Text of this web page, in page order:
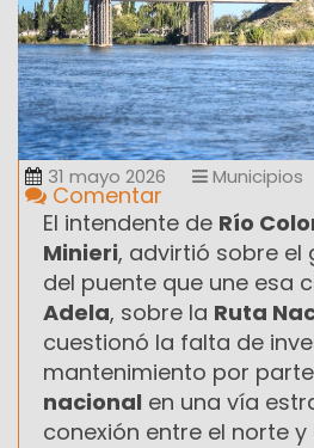
31 mayo 2026 Municipios
Comentar
El intendente de Río
Minieri, advirtió sobre el
del puente que une esa
Adela, sobre la Ruta
cuestionó la falta de
mantenimiento por
nacional en una vía
conexión entre el norte y